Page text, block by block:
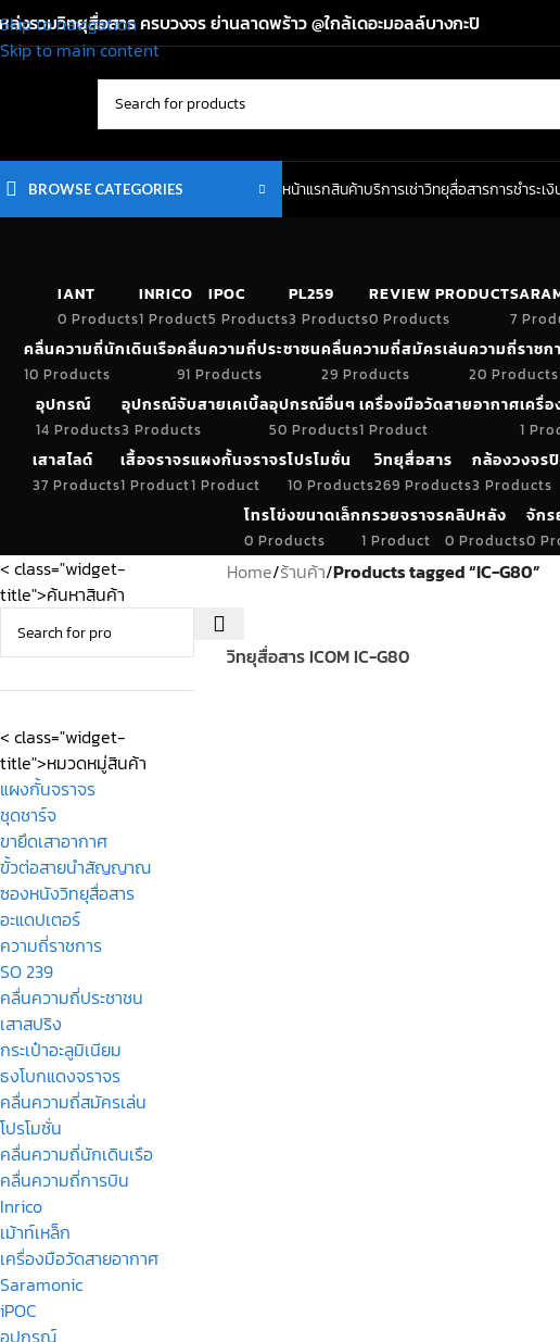
Skip to navigation
Skip to main content
ล่งรวมวิทยุสื่อสาร ครบวงจร ย่านลาดพร้าว @ใกล้เดอะมอลล์บางกะปิ
BROWSE CATEGORIES หน้าแรกสินค้าบริการเช่าวิทยุสื่อสารการชำระเงิ
IANT
0 Products
INRICO
1 Product
IPOC
5 Products
PL259
3 Products
REVIEW PRODUCT
0 Products 7
คลื่นความถี่นักเดินเรือ
10 Products
คลื่นความถี่ประชาชน
91 Products
คลื่นความถี่สมัครเล่น
29 Products
ความถี่ราชก
20 Products
อุปกรณ์
14 Products
อุปกรณ์จับสายเคเบิ้ล
3 Products
อุปกรณ์อื่นๆ
50 Products
เครื่องมือวัดสายอากาศ
1 Product
เครื่
1
เสาสไลด์
37 Products
เสื้อจราจร
1 Product
แผงกั้นจราจร
1 Product
โปรโมชั่น
10 Products
วิทยุสื่อสาร
269 Products
กล้องวงจร
3 Products
โทรโข่งขนาดเล็ก
0 Products
กรวยจราจร
1 Product
คลิปหลัง
0 Products
จักร
0
< class="widget-
title">ค้นหาสินค้า
< class="widget-
title">หมวดหมู่สินค้า
แผงกั้นจราจร
ชุดชาร์จ
ขายึดเสาอากาศ
ขั้วต่อสายนำสัญญาณ
ซองหนังวิทยุสื่อสาร
อะแดปเตอร์
ความถี่ราชการ
SO 239
คลื่นความถี่ประชาชน
เสาสปริง
กระเป๋าอะลูมิเนียม
ธงโบกแดงจราจร
คลื่นความถี่สมัครเล่น
โปรโมชั่น
คลื่นความถี่นักเดินเรือ
คลื่นความถี่การบิน
Inrico
เม้าท์เหล็ก
เครื่องมือวัดสายอากาศ
Saramonic
iPOC
อุปกรณ์
Home/ร้านค้า/Products tagged “IC-G80”
วิทยุสื่อสาร ICOM IC-G80